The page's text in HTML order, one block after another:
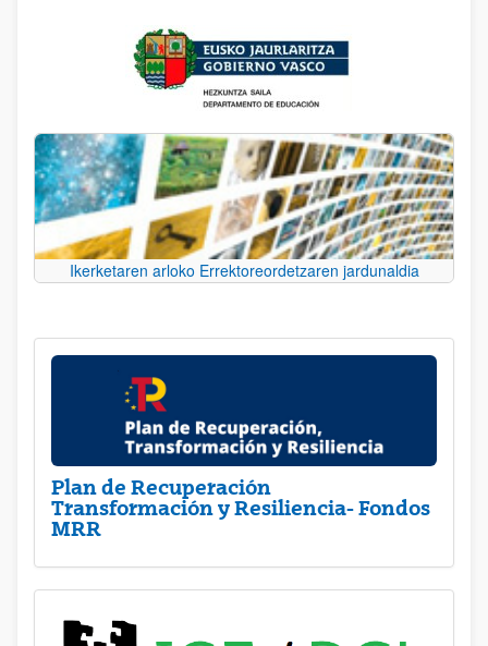
Ikerketaren arloko Errektoreordetzaren jardunaldia
Plan de Recuperación
Transformación y Resiliencia- Fondos
MRR